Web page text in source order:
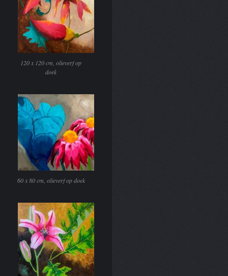
120 x 120 cm, olieverf op
doek
60 x 80 cm, olieverf op doek